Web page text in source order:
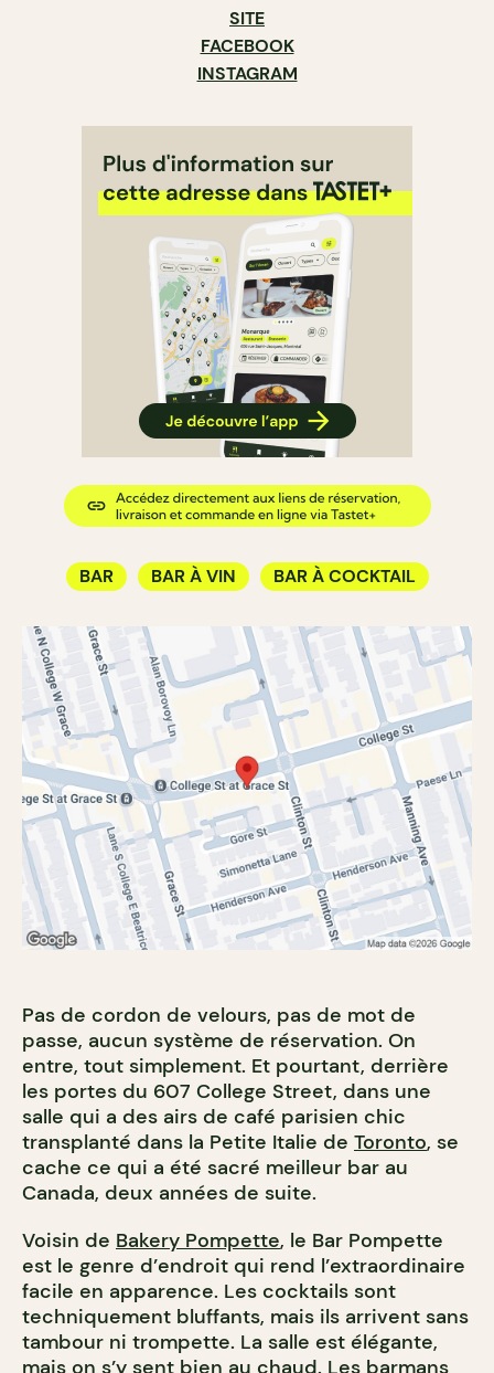
SITE
FACEBOOK
INSTAGRAM
BAR BAR À VIN BAR À COCKTAIL
Pas de cordon de velours, pas de mot de
passe, aucun système de réservation. On
entre, tout simplement. Et pourtant, derrière
les portes du 607 College Street, dans une
salle qui a des airs de café parisien chic
transplanté dans la Petite Italie de Toronto, se
cache ce qui a été sacré meilleur bar au
Canada, deux années de suite.
Voisin de Bakery Pompette, le Bar Pompette
est le genre d’endroit qui rend l’extraordinaire
facile en apparence. Les cocktails sont
techniquement bluffants, mais ils arrivent sans
tambour ni trompette. La salle est élégante,
mais on s’y sent bien au chaud. Les barmans